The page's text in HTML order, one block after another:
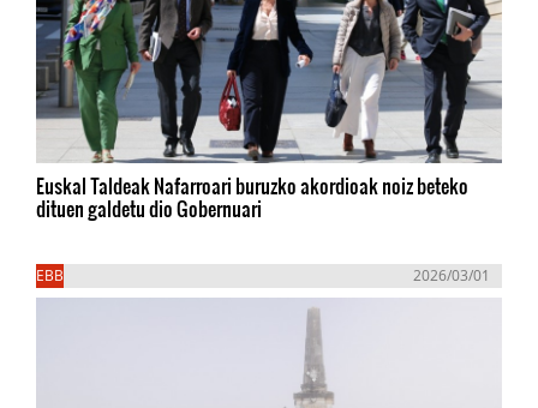
Euskal Taldeak Nafarroari buruzko akordioak noiz beteko
dituen galdetu dio Gobernuari
EBB 2026/03/01